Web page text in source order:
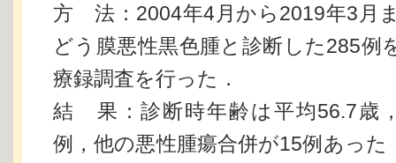
方 法：2004年4月から2019年3月
どう膜悪性黒色腫と診断した285例
療録調査を行った．
結 果：診断時年齢は平均56.7歳
例，他の悪性腫瘍合併が15例あった